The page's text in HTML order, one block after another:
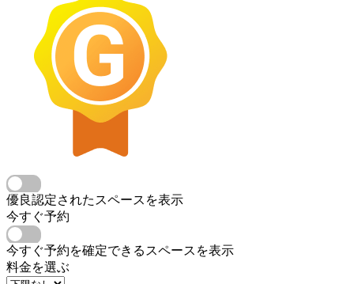
優良認定されたスペースを表示
今すぐ予約
今すぐ予約を確定できるスペースを表示
料金を選ぶ